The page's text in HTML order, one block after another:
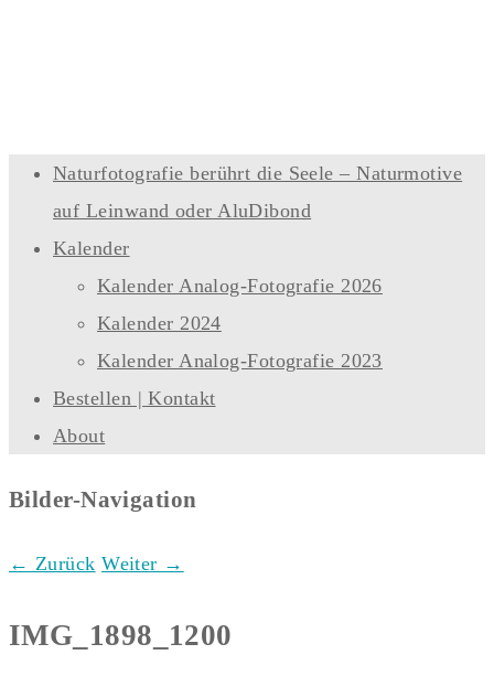
Naturfotografie berührt die Seele – Naturmotive
auf Leinwand oder AluDibond
Kalender
Kalender Analog-Fotografie 2026
Kalender 2024
Kalender Analog-Fotografie 2023
Bestellen | Kontakt
About
Bilder-Navigation
← Zurück Weiter →
IMG_1898_1200